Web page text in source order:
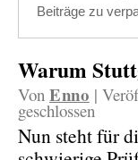
Beiträge zu
Warum
Von Enno |
geschlossen
Nun steht für